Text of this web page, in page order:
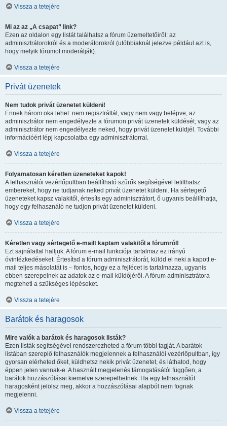
Vissza a tetejére
Mi az az „A csapat” link?
Ezen az oldalon egy listát találhatsz a fórum üzemeltetőiről: az
adminisztrátorokról és a moderátorokról (utóbbiaknál jelezve például azt is,
hogy melyik fórumot moderálják).
Vissza a tetejére
Privát üzenetek
Nem tudok privát üzenetet küldeni!
Ennek három oka lehet: nem regisztráltál, vagy nem vagy belépve; az
adminisztrátor nem engedélyezte a fórumon privát üzenetek küldését; vagy az
adminisztrátor nem engedélyezte neked, hogy privát üzenetet küldjél. További
információért lépj kapcsolatba egy adminisztrátorral.
Vissza a tetejére
Folyamatosan kéretlen üzeneteket kapok!
A felhasználói vezérlőpultban beállítható szűrők segítségével letilthatsz
embereket, hogy ne tudjanak neked privát üzenetet küldeni. Ha sértegető
üzeneteket kapsz valakitől, értesíts egy adminisztrátort, ő ugyanis beállíthatja,
hogy egy felhasználó ne tudjon privát üzenetet küldeni.
Vissza a tetejére
Kéretlen vagy sértegető e-mailt kaptam valakitől a fórumról!
Ezt sajnálattal halljuk. A fórum e-mail funkciója tartalmaz ez irányú
óvintézkedéseket. Értesítsd a fórum adminisztrátorát, küldd el neki a kapott e-
mail teljes másolatát is – fontos, hogy ez a fejlécet is tartalmazza, ugyanis
ebben szerepelnek az adatok az e-mail küldőjéről. A fórum adminisztrátora
megteheti a szükséges lépéseket.
Vissza a tetejére
Barátok és haragosok
Mire valók a barátok és haragosok listák?
Ezen listák segítségével rendszerezheted a fórum többi tagját. A barátok
listában szereplő felhasználók megjelennek a felhasználói vezérlőpultban, így
gyorsan elérheted őket, küldhetsz nekik privát üzenetet, és láthatod, hogy
éppen jelen vannak-e. A használt megjelenés támogatásától függően, a
barátok hozzászólásai kiemelve szerepelhetnek. Ha egy felhasználót
haragosként jelölsz meg, akkor a hozzászólásai alapból nem fognak
megjelenni.
Vissza a tetejére